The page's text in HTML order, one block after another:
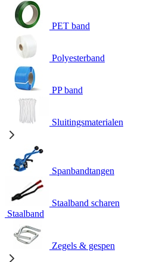
PET band
Polyesterband
PP band
Sluitingsmaterialen
Spanbandtangen
Staalband scharen
Staalband
Zegels & gespen